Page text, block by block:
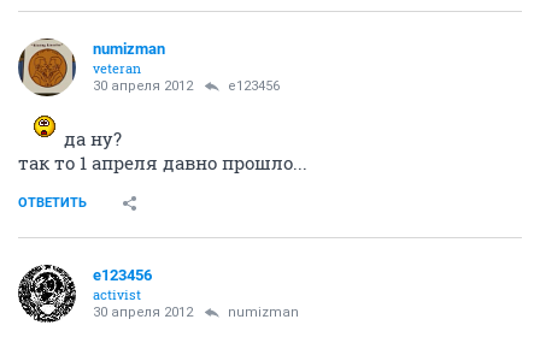
numizman
veteran
30 апреля 2012 e123456
да ну?
так то 1 апреля давно прошло...
ОТВЕТИТЬ
e123456
activist
30 апреля 2012 numizman